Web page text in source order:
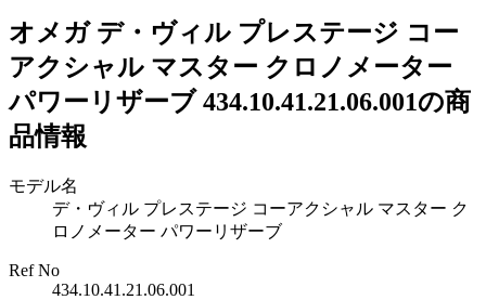
オメガ デ・ヴィル プレステージ コー
アクシャル マスター クロノメーター
パワーリザーブ 434.10.41.21.06.001の商
品情報
モデル名
デ・ヴィル プレステージ コーアクシャル マスター ク
ロノメーター パワーリザーブ
Ref No
434.10.41.21.06.001